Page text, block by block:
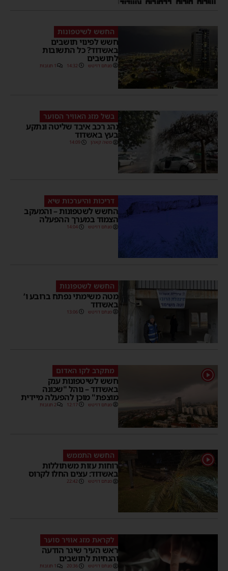
החשש לשיטפונות
חשש לפינוי תושבים
באשדוד? כל התשובות
לתושבים
מנחם דויטש 14:32 1 תגובות
בשל מזג האוויר הסוער
נהג רכב איבד שליטה ונתקע
בעץ באשדוד
משה קאהן 14:09
דריכות והיערכות שיא
החשש לשטפונות – והמעקב
הצמוד במערך ההפעלה
מנחם דויטש 14:04
החשש לשטפונות
מטה משימתי נפתח ברובע ו’
באשדוד
מנחם דויטש 13:06
1 מתקרב לקו האדום
חשש לשיטפונות ענק
באשדוד – נוהל "שכונה
מוצפת" מוכן להפעלה מיידית
מנחם דויטש 12:17 2 תגובות
1 החשש התממש
רוחות עזות משתוללות
באשדוד: עצים החלו לקרוס
מנחם דויטש 22:42
לקראת מזג אוויר סוער
ראש העיר שיגר הודעה
והנחיות לתושבים
מנחם דויטש 20:36 1 תגובות